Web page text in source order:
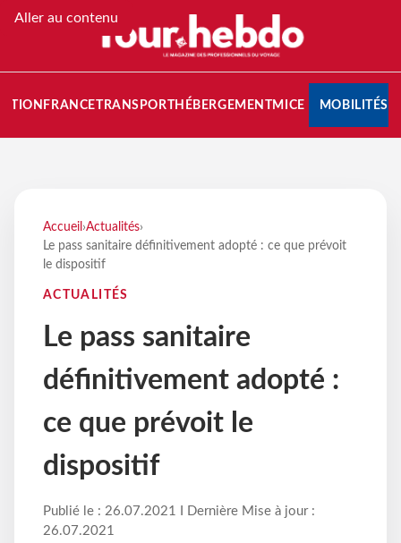
Aller au contenu
FRANCETRANSPORT HÉBERGEMENTMICE MOBILITÉS
Accueil ›Actualités›
Le pass sanitaire définitivement adopté : ce que prévoit
le dispositif
ACTUALITÉS
Le pass sanitaire
définitivement adopté :
ce que prévoit le
dispositif
Publié le : 26.07.2021 I Dernière Mise à jour :
26.07.2021